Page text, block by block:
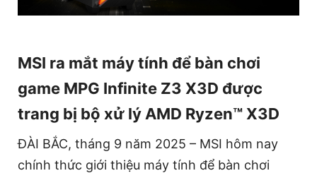
MSI ra mắt máy tính để bàn chơi
game MPG Infinite Z3 X3D được
trang bị bộ xử lý AMD Ryzen™ X3D
ĐÀI BẮC, tháng 9 năm 2025 – MSI hôm nay
chính thức giới thiệu máy tính để bàn chơi